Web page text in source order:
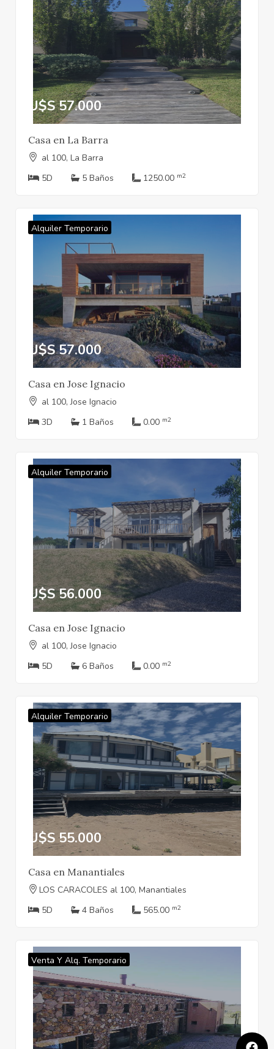
U$S 57.000
Casa en La Barra
al 100, La Barra
5D
5 Baños 1250.00 m2
Alquiler Temporario
U$S 57.000
Casa en Jose Ignacio
al 100, Jose Ignacio
3D
1 Baños 0.00 m2
Alquiler Temporario
U$S 56.000
Casa en Jose Ignacio
al 100, Jose Ignacio
5D
6 Baños 0.00 m2
Alquiler Temporario
U$S 55.000
Casa en Manantiales
LOS CARACOLES al 100, Manantiales
5D
4 Baños 565.00 m2
Venta Y Alq. Temporario